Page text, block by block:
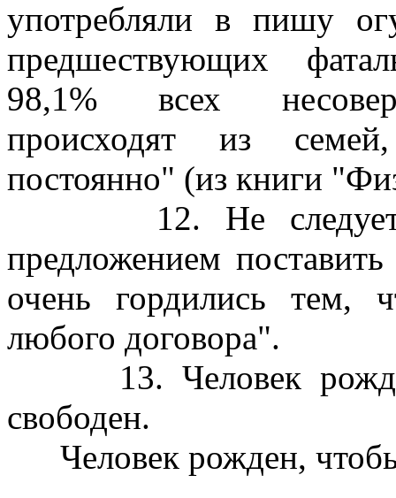
употребляли в пишу
предшествующих
98,1% всех
происходят из
постоянно" (из книги
12. Не следует
предложением
очень гордились тем,
любого договора".
13. Человек рожден
свободен.
Человек рожден,